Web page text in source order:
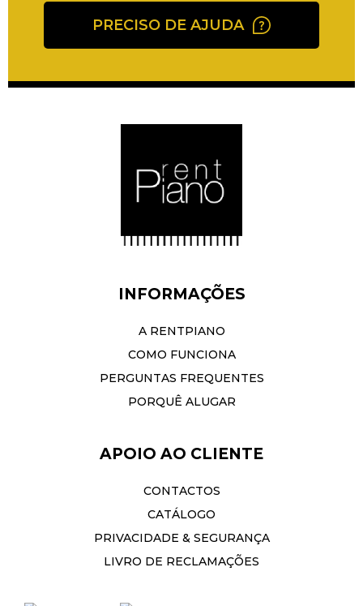
PRECISO DE AJUDA
INFORMAÇÕES
A RENTPIANO
COMO FUNCIONA
PERGUNTAS FREQUENTES
PORQUÊ ALUGAR
APOIO AO CLIENTE
CONTACTOS
CATÁLOGO
PRIVACIDADE & SEGURANÇA
LIVRO DE RECLAMAÇÕES